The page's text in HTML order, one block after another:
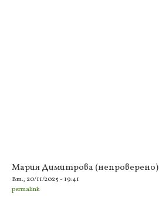
Мария Димитрова (непроверено)
Вт., 20/11/2025 - 19:41
permalink